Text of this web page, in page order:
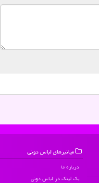
میانبرهای لباس دونی
درباره ما
بک لینک در لباس دونی